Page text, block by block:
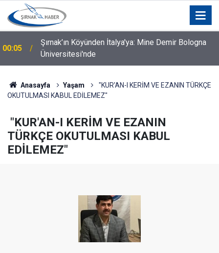
00:05
Şırnak’ın Köyünden İtalya'ya: Mine Demir Bologna
00:04
Silopi İçin Kurumlar ve STK'lar Bir Araya Geldi: Hangi
Talepler Gündeme Geldi?
Anasayfa Yaşam
"KUR'AN-I KERİM VE EZANIN TÜRKÇE
OKUTULMASI KABUL EDİLEMEZ"
"KUR'AN-I KERİM VE EZANIN
TÜRKÇE OKUTULMASI KABUL
EDİLEMEZ"